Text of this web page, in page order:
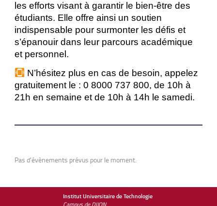
les efforts visant à garantir le bien-être des
étudiants. Elle offre ainsi un soutien
indispensable pour surmonter les défis et
s’épanouir dans leur parcours académique
et personnel.
N’hésitez plus en cas de besoin, appelez
gratuitement le : 0 8000 737 800, de 10h à
21h en semaine et de 10h à 14h le samedi.
Pas d'évènements prévus pour le moment.
Institut Universitaire de Technologie